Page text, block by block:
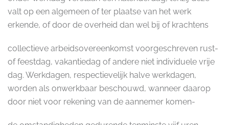
valt op een algemeen of ter plaatse van het werk
erkende, of door de overheid dan wel bij of krachtens
collectieve arbeidsovereenkomst voorgeschreven rust-
of feestdag, vakantiedag of andere niet individuele vrije
dag. Werkdagen, respectievelijk halve werkdagen,
worden als onwerkbaar beschouwd, wanneer daarop
door niet voor rekening van de aannemer komen-